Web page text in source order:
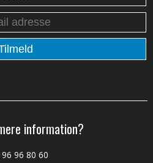
information?
96 80 60